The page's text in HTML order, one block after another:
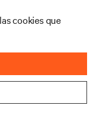
cookies que